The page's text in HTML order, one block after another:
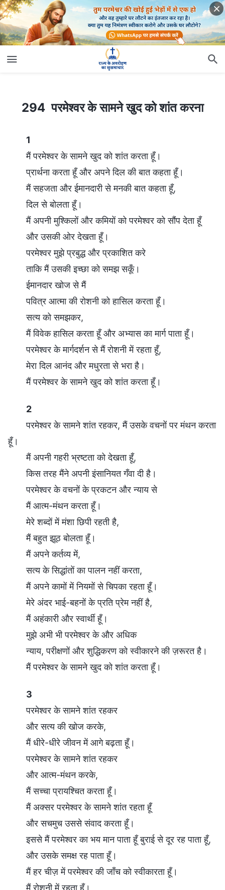
294 परमेश्वर के सामने खुद को शांत करना
294 परमेश्वर के सामने खुद को शांत करना
1
मैं परमेश्वर के सामने खुद को शांत करता हूँ।
प्रार्थना करता हूँ और अपने दिल की बात कहता हूँ।
मैं सहजता और ईमानदारी से मनकी बात कहता हूँ,
दिल से बोलता हूँ।
मैं अपनी मुश्किलों और कमियों को परमेश्वर को सौंप देता हूँ
और उसकी ओर देखता हूँ।
परमेश्वर मुझे प्रबुद्ध और प्रकाशित करे
ताकि मैं उसकी इच्छा को समझ सकूँ।
ईमानदार खोज से मैं
पवित्र आत्मा की रोशनी को हासिल करता हूँ।
सत्य को समझकर,
मैं विवेक हासिल करता हूँ और अभ्यास का मार्ग पाता हूँ।
परमेश्वर के मार्गदर्शन से मैं रोशनी में रहता हूँ,
मेरा दिल आनंद और मधुरता से भरा है।
मैं परमेश्वर के सामने खुद को शांत करता हूँ।
2
परमेश्वर के सामने शांत रहकर, मैं उसके वचनों पर मंथन करता
हूँ।
मैं अपनी गहरी भ्रष्टता को देखता हूँ,
किस तरह मैंने अपनी इंसानियत गँवा दी है।
परमेश्वर के वचनों के प्रकटन और न्याय से
मैं आत्म-मंथन करता हूँ।
मेरे शब्दों में मंशा छिपी रहती है,
मैं बहुत झूठ बोलता हूँ।
मैं अपने कर्तव्य में,
सत्य के सिद्धांतों का पालन नहीं करता,
मैं अपने कामों में नियमों से चिपका रहता हूँ।
मेरे अंदर भाई-बहनों के प्रति प्रेम नहीं है,
मैं अहंकारी और स्वार्थी हूँ।
मुझे अभी भी परमेश्वर के और अधिक
न्याय, परीक्षणों और शुद्धिकरण को स्वीकारने की ज़रूरत है।
मैं परमेश्वर के सामने खुद को शांत करता हूँ।
3
परमेश्वर के सामने शांत रहकर
और सत्य की खोज करके,
मैं धीरे-धीरे जीवन में आगे बढ़ता हूँ।
परमेश्वर के सामने शांत रहकर
और आत्म-मंथन करके,
मैं सच्चा प्रायश्चित करता हूँ।
मैं अक्सर परमेश्वर के सामने शांत रहता हूँ
और सचमुच उससे संवाद करता हूँ।
इससे मैं परमेश्वर का भय मान पाता हूँ बुराई से दूर रह पाता हूँ,
और उसके समक्ष रह पाता हूँ।
मैं हर चीज़ में परमेश्वर की जाँच को स्वीकारता हूँ।
मैं रोशनी में रहता हूँ।